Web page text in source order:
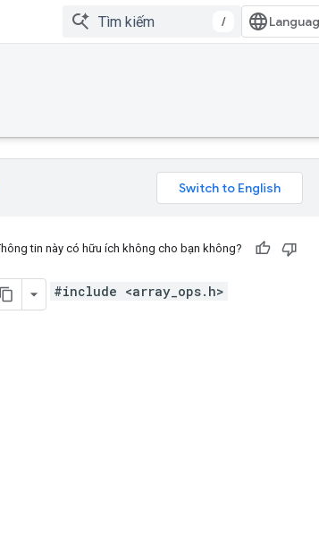
/
tin này có hữu ích không cho bạn không?
#include <array_ops.h>